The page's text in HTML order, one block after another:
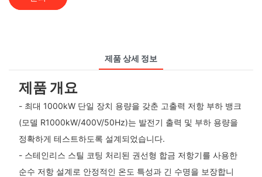
제품 상세 정보
제품 개요
- 최대 1000kW 단일 장치 용량을 갖춘 고출력 저항 부하 뱅크
(모델 R1000kW/400V/50Hz)는 발전기 출력 및 부하 용량을
정확하게 테스트하도록 설계되었습니다.
- 스테인리스 스틸 코팅 처리된 권선형 합금 저항기를 사용한
순수 저항 설계로 안정적인 온도 특성과 긴 수명을 보장합니